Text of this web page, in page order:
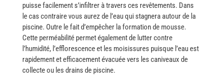
puisse facilement s’infiltrer à travers ces revêtements. Dans
le cas contraire vous aurez de l’eau qui stagnera autour de la
piscine. Outre le fait d’empêcher la formation de mousse.
Cette perméabilité permet également de lutter contre
l’humidité, l’efflorescence et les moisissures puisque l’eau est
rapidement et efficacement évacuée vers les caniveaux de
collecte ou les drains de ​‍​‌‍​‍‌​‍​‌‍​‍‌piscine.